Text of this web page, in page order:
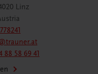
Linz
88 58 69 41